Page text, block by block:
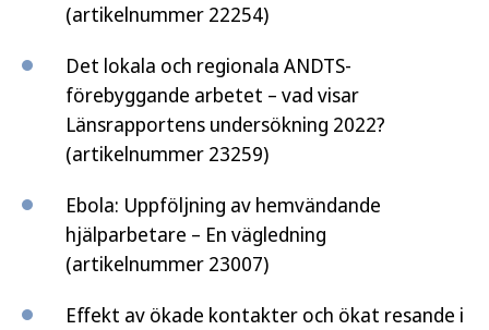
(artikelnummer 22254)
Det lokala och regionala ANDTS-
förebyggande arbetet – vad visar
Länsrapportens undersökning 2022?
(artikelnummer 23259)
Ebola: Uppföljning av hemvändande
hjälparbetare – En vägledning
(artikelnummer 23007)
Effekt av ökade kontakter och ökat resande i